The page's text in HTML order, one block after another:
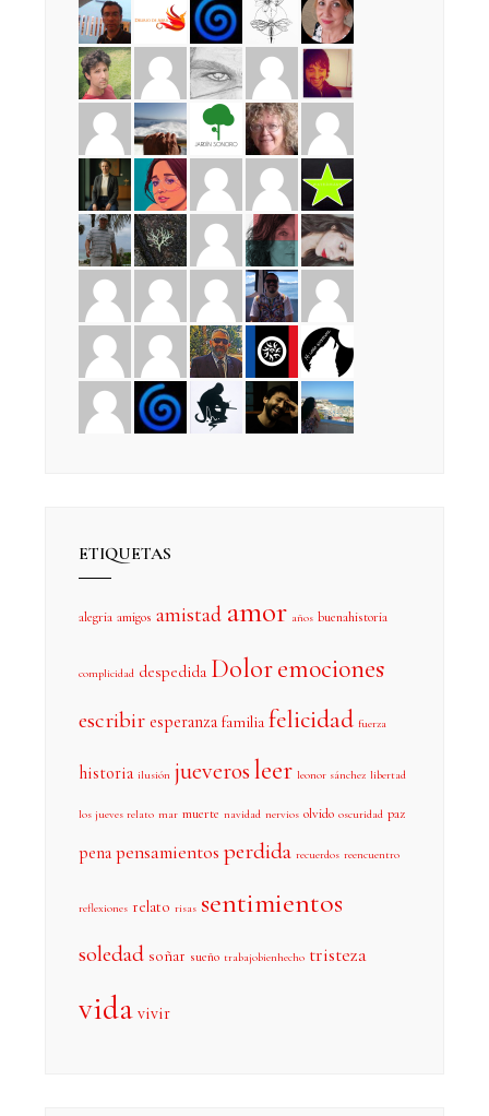
ETIQUETAS
alegria amigos amistad amor años buenahistoria
complicidad despedida Doloremociones
escribir esperanza familia felicidad fuerza
historia ilusión jueverosleer leonor sánchez libertad
los jueves relato mar muerte navidad nervios olvido oscuridad paz
pena pensamientos perdida recuerdos reencuentro
reflexiones relato risas sentimientos
soledad soñar sueño trabajobienhecho tristeza
vida vivir